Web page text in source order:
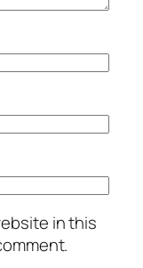
in this